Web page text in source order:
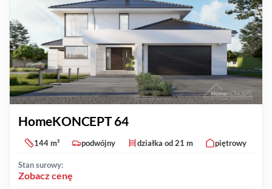
HomeKONCEPT 64
144 m² podwójny działka od 21 m piętrowy
Stan surowy:
Zobacz cenę